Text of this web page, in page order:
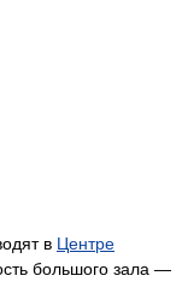
в Центре
большого зала —